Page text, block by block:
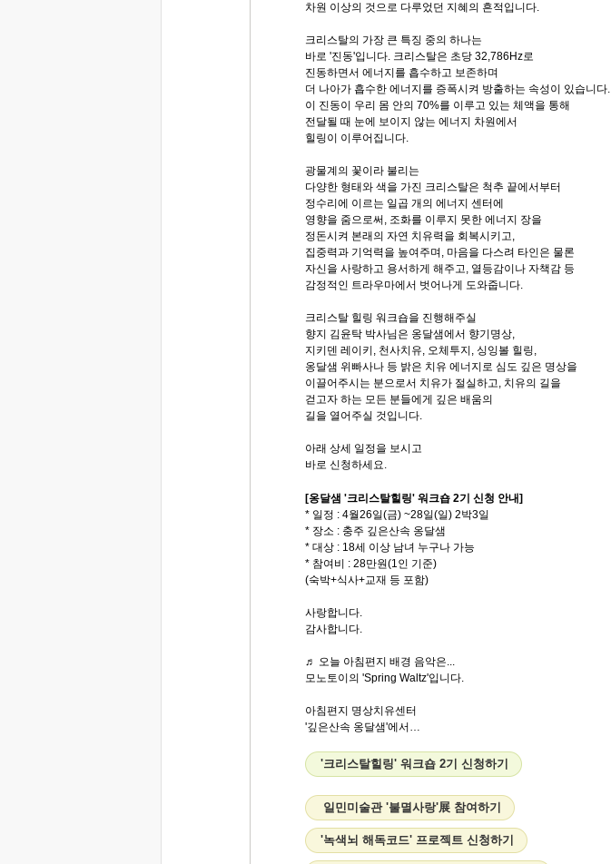
차원 이상의 것으로 다루었던 지혜의 흔적입니다.
크리스탈의 가장 큰 특징 중의 하나는
바로 '진동'입니다. 크리스탈은 초당 32,786Hz로
진동하면서 에너지를 흡수하고 보존하며
더 나아가 흡수한 에너지를 증폭시켜 방출하는 속성이 있습니다.
이 진동이 우리 몸 안의 70%를 이루고 있는 체액을 통해
전달될 때 눈에 보이지 않는 에너지 차원에서
힐링이 이루어집니다.
광물계의 꽃이라 불리는
다양한 형태와 색을 가진 크리스탈은 척추 끝에서부터
정수리에 이르는 일곱 개의 에너지 센터에
영향을 줌으로써, 조화를 이루지 못한 에너지 장을
정돈시켜 본래의 자연 치유력을 회복시키고,
집중력과 기억력을 높여주며, 마음을 다스려 타인은 물론
자신을 사랑하고 용서하게 해주고, 열등감이나 자책감 등
감정적인 트라우마에서 벗어나게 도와줍니다.
크리스탈 힐링 워크숍을 진행해주실
향지 김윤탁 박사님은 옹달샘에서 향기명상,
지키덴 레이키, 천사치유, 오체투지, 싱잉볼 힐링,
옹달샘 위빠사나 등 밝은 치유 에너지로 심도 깊은 명상을
이끌어주시는 분으로서 치유가 절실하고, 치유의 길을
걷고자 하는 모든 분들에게 깊은 배움의
길을 열어주실 것입니다.
아래 상세 일정을 보시고
바로 신청하세요.
[옹달샘 '크리스탈힐링' 워크숍 2기 신청 안내]
* 일정 : 4월26일(금) ~28일(일) 2박3일
* 장소 : 충주 깊은산속 옹달샘
* 대상 : 18세 이상 남녀 누구나 가능
* 참여비 : 28만원(1인 기준)
(숙박+식사+교재 등 포함)
사랑합니다.
감사합니다.
♬ 오늘 아침편지 배경 음악은...
모노토이의 'Spring Waltz'입니다.
아침편지 명상치유센터
'깊은산속 옹달샘'에서…
'크리스탈힐링' 워크숍 2기 신청하기
일민미술관 '불멸사랑'展 참여하기
'녹색뇌 해독코드' 프로젝트 신청하기